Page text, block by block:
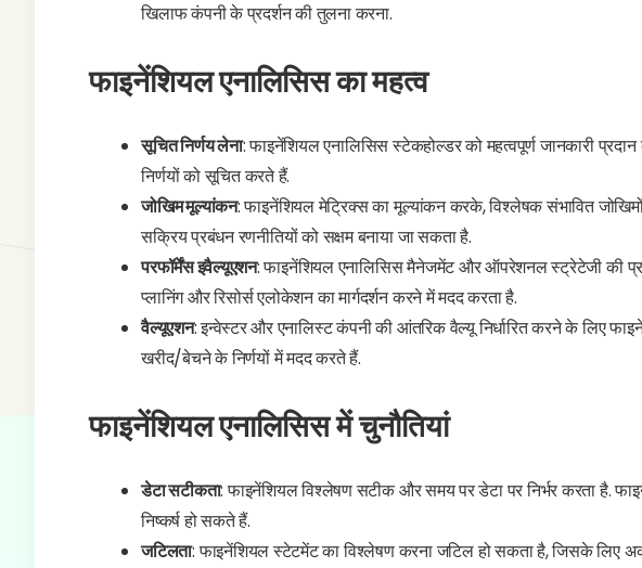
खिलाफ कंपनी के प्रदर्शन की तुलना करना.
फाइनेंशियल एनालिसिस का महत्व
सूचित निर्णय लेना: फाइनेंशियल एनालिसिस स्टेकहोल्डर को महत्वपूर्ण जानकारी
निर्णयों को सूचित करते हैं.
जोखिम मूल्यांकन: फाइनेंशियल मेट्रिक्स का मूल्यांकन करके, विश्लेषक संभावित
सक्रिय प्रबंधन रणनीतियों को सक्षम बनाया जा सकता है.
परफॉर्मेंस इवैल्यूएशन: फाइनेंशियल एनालिसिस मैनेजमेंट और ऑपरेशनल स्ट्रेटेजी की
प्लानिंग और रिसोर्स एलोकेशन का मार्गदर्शन करने में मदद करता है.
वैल्यूएशन: इन्वेस्टर और एनालिस्ट कंपनी की आंतरिक वैल्यू निर्धारित करने के लिए
खरीद/बेचने के निर्णयों में मदद करते हैं.
फाइनेंशियल एनालिसिस में चुनौतियां
डेटा सटीकता: फाइनेंशियल विश्लेषण सटीक और समय पर डेटा पर निर्भर करता है.
निष्कर्ष हो सकते हैं.
जटिलता: फाइनेंशियल स्टेटमेंट का विश्लेषण करना जटिल हो सकता है, जिसके लिए